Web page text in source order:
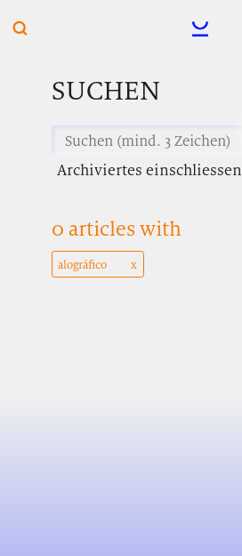
SUCHEN
Archiviertes einschliessen
0 articles with
alográfico